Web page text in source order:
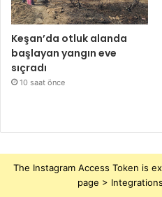
Keşan’da otluk alanda
başlayan yangın eve
sıçradı
10 saat önce
The Instagram Access Token is
page >